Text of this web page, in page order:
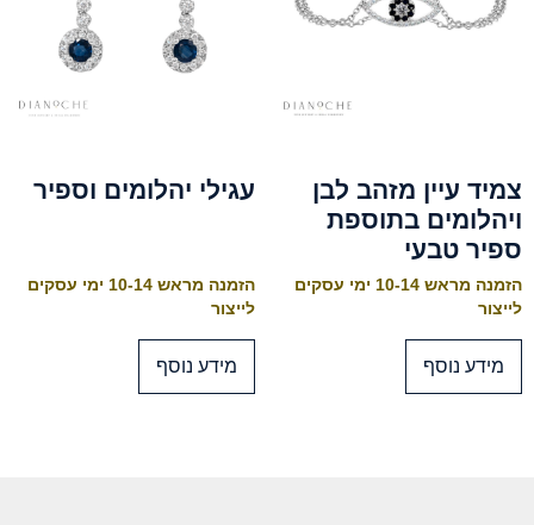
צמיד עיין מזהב לבן
ויהלומים בתוספת
ספיר טבעי
הזמנה מראש 10-14 ימי עסקים
לייצור
מידע נוסף
עגילי יהלומים וספיר
הזמנה מראש 10-14 ימי עסקים
לייצור
מידע נוסף